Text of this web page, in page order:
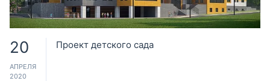
20
АПРЕЛЯ
2020
Проект детского сада